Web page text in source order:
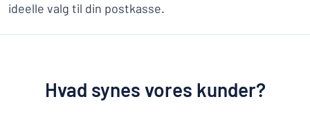
ideelle valg til din postkasse.
Hvad synes vores kunder?